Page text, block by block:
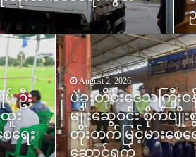
ဦး
း
ရေး
August 2, 2026
ပဲခူးတိုင်းဒေသကြီးဝ
မျိုးဆွေဝင်း စိုက်ပျိုး
တိုးတက်မြင့်မားစေရ
ဆောင်ရွက်
ဦး
က်
းနှင့်
ကွင်း
July 28, 2026
ပဲခူးတိုင်းဒေသကြီး ဝ
မျိုးဆွေဝင်း တောင်
ဒေသ ဘက်စုံကဏ္ဍစုံ
တိုးတက် စေရေး ကွင်
ဆောင်ရွက်